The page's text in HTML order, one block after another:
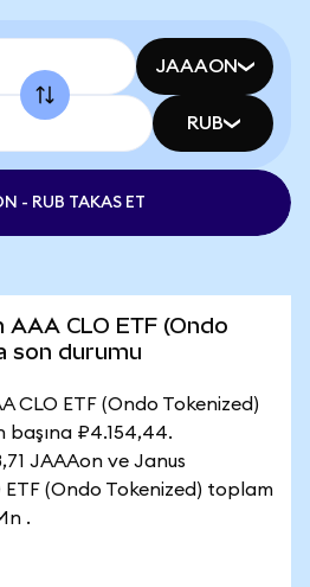
JAAAON
RUB
- RUB TAKAS ET
CLO ETF (Ondo
son durumu
CLO ETF (Ondo Tokenized)
başına ₽4.154,44.
JAAAon ve Janus
ETF (Ondo Tokenized) toplam
.